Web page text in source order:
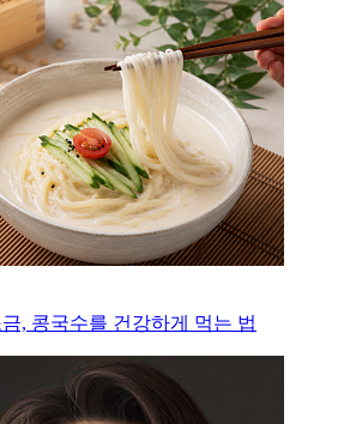
, 콩국수를 건강하게 먹는 법